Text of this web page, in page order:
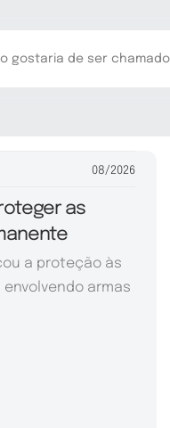
08/2026
as
a proteção às
armas